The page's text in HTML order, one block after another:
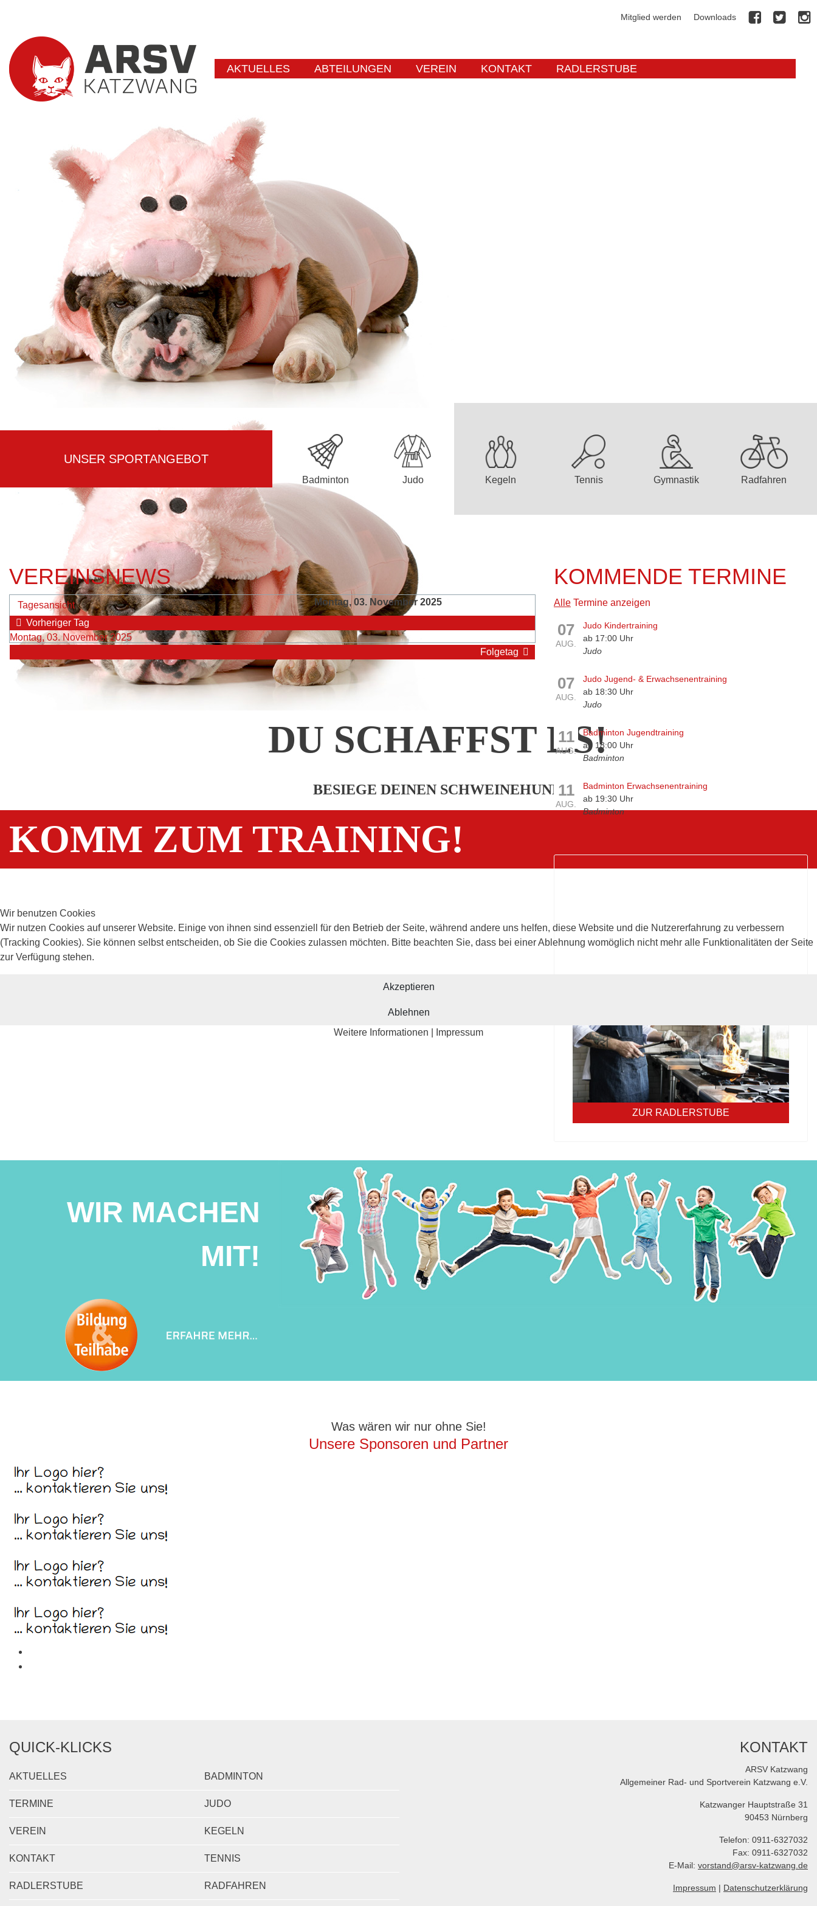
Mitglied werden Downloads
AKTUELLES ABTEILUNGEN VEREIN KONTAKT RADLERSTUBE
DU SCHAFFST ES!
BESIEGE DEINEN SCHWEINEHUND
KOMM ZUM TRAINING!
UNSER SPORTANGEBOT
Badminton Judo Kegeln Tennis Gymnastik Radfahren
VEREINSNEWS
Tagesansicht
Montag, 03. November 2025
Vorheriger Tag
Montag, 03. November 2025
Folgetag
KOMMENDE TERMINE
Alle Termine anzeigen
07
AUG.
Judo Kindertraining
ab 17:00 Uhr
Judo
07
AUG.
Judo Jugend- & Erwachsenentraining
ab 18:30 Uhr
Judo
11
AUG.
Badminton Jugendtraining
ab 18:00 Uhr
Badminton
11
AUG.
Badminton Erwachsenentraining
ab 19:30 Uhr
Badminton
Unsere Mittagskarte diese Woche:
Werfen Sie einen Blick in unsere Stube und
ZUR RADLERSTUBE
WIR MACHEN
MIT!
Was wären wir nur ohne Sie!
Unsere Sponsoren und Partner
QUICK-KLICKS
AKTUELLES
TERMINE
VEREIN
KONTAKT
RADLERSTUBE
BADMINTON
JUDO
KEGELN
TENNIS
RADFAHREN
KONTAKT
ARSV Katzwang
Allgemeiner Rad- und Sportverein Katzwang e.V.
Katzwanger Hauptstraße 31
90453 Nürnberg
Telefon: 0911-6327032
Fax: 0911-6327032
E-Mail: vorstand@arsv-katzwang.de
Impressum | Datenschutzerklärung
Wir benutzen Cookies
Wir nutzen Cookies auf unserer Website. Einige von ihnen sind essenziell für den Betrieb der Seite, während andere uns helfen, diese Website und die Nutzererfahrung zu verbessern
(Tracking Cookies). Sie können selbst entscheiden, ob Sie die Cookies zulassen möchten. Bitte beachten Sie, dass bei einer Ablehnung womöglich nicht mehr alle Funktionalitäten der Seite
zur Verfügung stehen.
Akzeptieren
Ablehnen
Weitere Informationen
Impressum